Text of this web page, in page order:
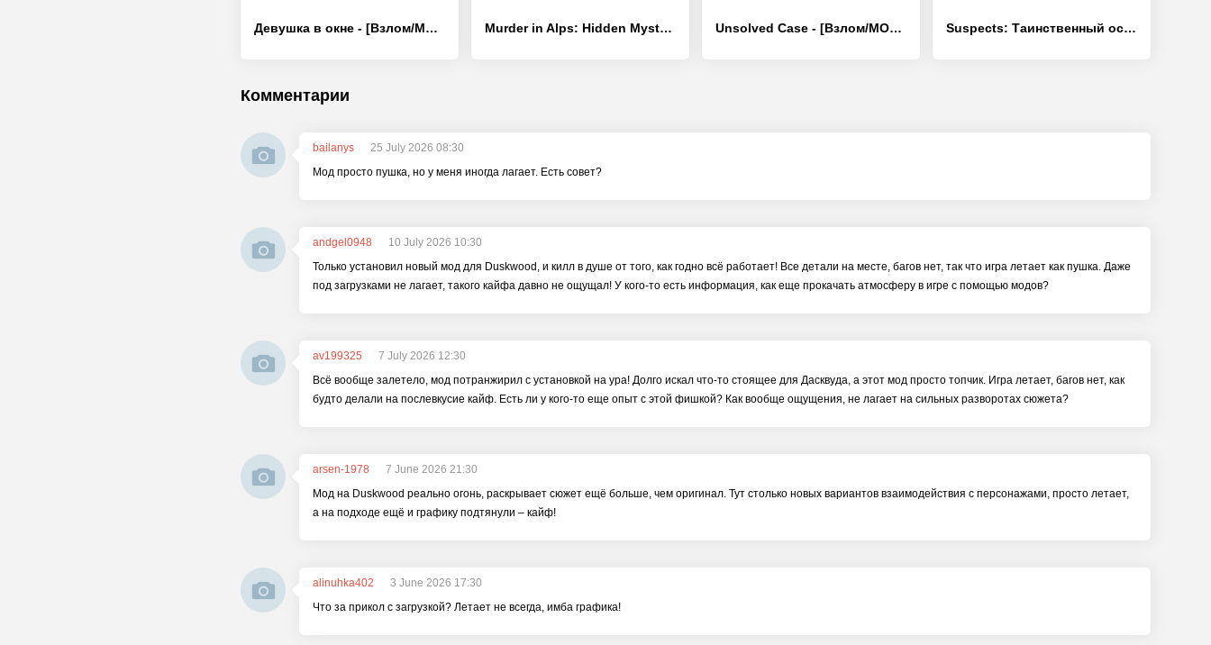
Девушка в окне - [Взлом/МОД Unlocked] Murder in Alps: Hidden Mystery - [Взлом/МОД Меню] Unsolved Case - [Взлом/МОД Много денег] Suspects: Таинственный особняк - [Взлом/МОД Все открыто]
Комментарии
bailanys
25 July 2026 08:30
Мод просто пушка, но у меня иногда лагает. Есть совет?
andgel0948
10 July 2026 10:30
Только установил новый мод для Duskwood, и килл в душе от того, как годно всё работает! Все детали на месте, багов нет, так что игра летает как пушка. Даже
под загрузками не лагает, такого кайфа давно не ощущал! У кого-то есть информация, как еще прокачать атмосферу в игре с помощью модов?
av199325
7 July 2026 12:30
Всё вообще залетело, мод потранжирил с установкой на ура! Долго искал что-то стоящее для Дасквуда, а этот мод просто топчик. Игра летает, багов нет, как
будто делали на послевкусие кайф. Есть ли у кого-то еще опыт с этой фишкой? Как вообще ощущения, не лагает на сильных разворотах сюжета?
arsen-1978
7 June 2026 21:30
Мод на Duskwood реально огонь, раскрывает сюжет ещё больше, чем оригинал. Тут столько новых вариантов взаимодействия с персонажами, просто летает,
а на подходе ещё и графику подтянули – кайф!
alinuhka402
3 June 2026 17:30
Что за прикол с загрузкой? Летает не всегда, имба графика!